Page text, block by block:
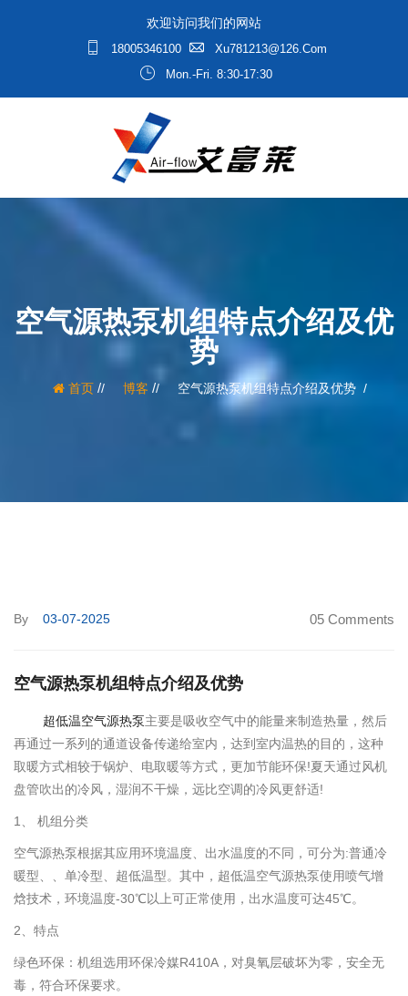
欢迎访问我们的网站
18005346100
Xu781213@126.com
Mon.-Fri. 8:30-17:30
空气源热泵机组特点介绍及优
势
首页/ 博客 / 空气源热泵机组特点介绍及优势
By 03-07-2025 05 Comments
空气源热泵机组特点介绍及优势
超低温空气源热泵主要是吸收空气中的能量来制造热量，然后
再通过一系列的通道设备传递给室内，达到室内温热的目的，这种
取暖方式相较于锅炉、电取暖等方式，更加节能环保!夏天通过风机
盘管吹出的冷风，湿润不干燥，远比空调的冷风更舒适!
1、 机组分类
空气源热泵根据其应用环境温度、出水温度的不同，可分为:普通冷
暖型、、单冷型、超低温型。其中，超低温空气源热泵使用喷气增
焓技术，环境温度-30℃以上可正常使用，出水温度可达45℃。
2、特点
绿色环保：机组选用环保冷媒R410A，对臭氧层破坏为零，安全无
毒，符合环保要求。